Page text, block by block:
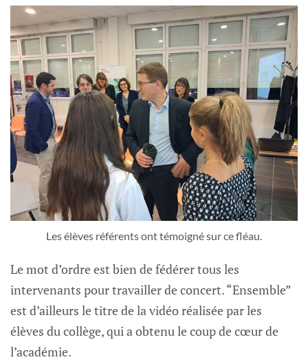
Les élèves référents ont témoigné sur ce fléau.
Le mot d’ordre est bien de fédérer tous les
intervenants pour travailler de concert. “Ensemble”
est d’ailleurs le titre de la vidéo réalisée par les
élèves du collège, qui a obtenu le coup de cœur de
l’académie.